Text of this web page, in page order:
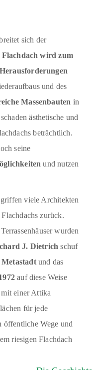
sich der
Flachdach wird zum
und des
Massenbauten in
ästhetische und
beträchtlich.
seine
und nutzen
griffen viele Architekten
zurück.
wurden
J. Dietrich schuf
Metastadtund das
auf diese Weise
mit einer Attika
für jede
öffentliche Wege und
riesigen Flachdach